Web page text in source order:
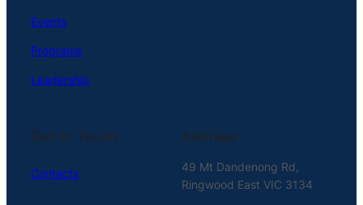
Events
Programs
Leadership
Get In Touch
Contacts
Address
49 Mt Dandenong Rd,
Ringwood East VIC 3134